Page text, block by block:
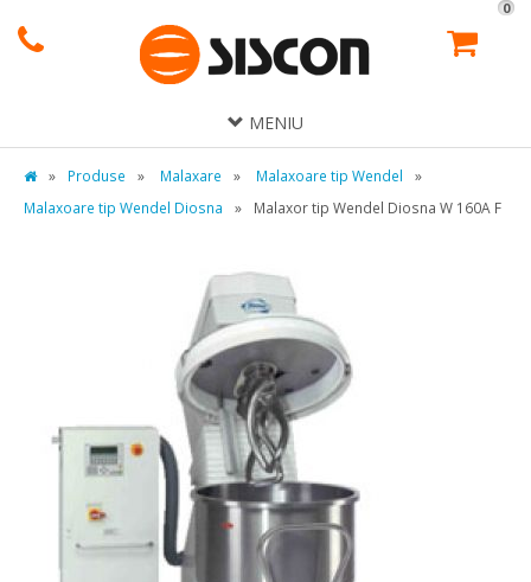
0
MENIU
» Produse » Malaxare » Malaxoare tip Wendel
»
Malaxoare tip Wendel Diosna
» Malaxor tip Wendel Diosna W 160A F